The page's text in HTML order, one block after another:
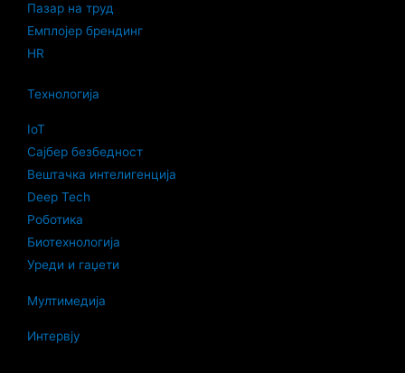
Пазар на труд
Емплојер брендинг
HR
Технологија
IoT
Сајбер безбедност
Вештачка интелигенција
Deep Tech
Роботика
Биотехнологија
Уреди и гаџети
Мултимедија
Интервју